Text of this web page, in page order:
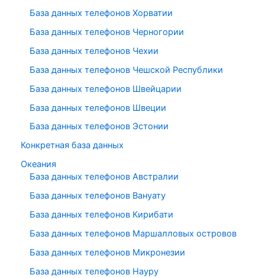
База данных телефонов Хорватии
База данных телефонов Черногории
База данных телефонов Чехии
База данных телефонов Чешской Республики
База данных телефонов Швейцарии
База данных телефонов Швеции
База данных телефонов Эстонии
Конкретная база данных
Океания
База данных телефонов Австралии
База данных телефонов Вануату
База данных телефонов Кирибати
База данных телефонов Маршалловых островов
База данных телефонов Микронезии
База данных телефонов Науру